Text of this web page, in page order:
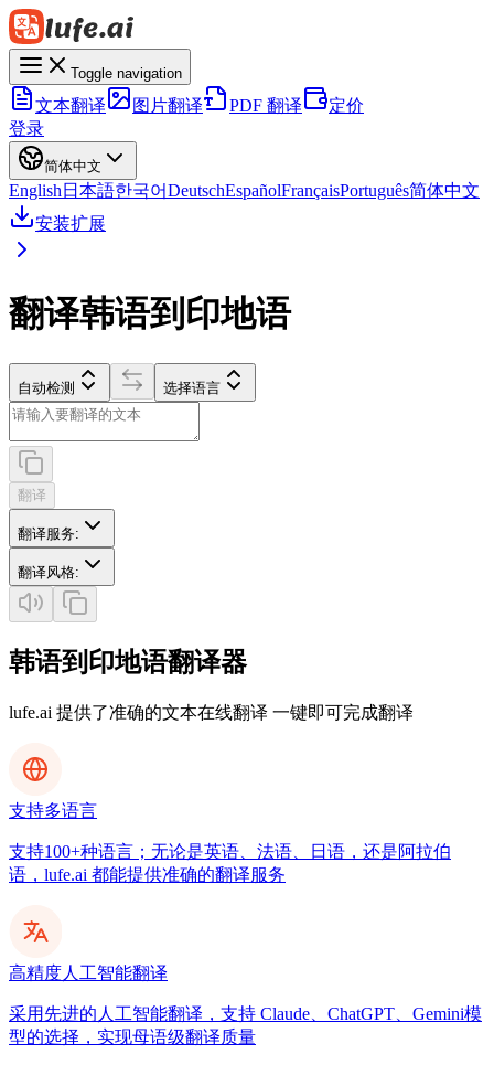
Toggle navigation
文本翻译 图片翻译 PDF 翻译
定价
登录
简体中文
English 日本語한국어DeutschEspañolFrançaisPortuguês简体中文
安装扩展
翻译韩语到印地语
自动检测 选择语言
翻译
翻译服务:
翻译风格:
韩语到印地语翻译器
lufe.ai 提供了准确的文本在线翻译 一键即可完成翻译
支持多语言
支持100+种语言；无论是英语、法语、日语，还是阿拉伯
语，lufe.ai 都能提供准确的翻译服务
高精度人工智能翻译
采用先进的人工智能翻译，支持 Claude、ChatGPT、Gemini模
型的选择，实现母语级翻译质量